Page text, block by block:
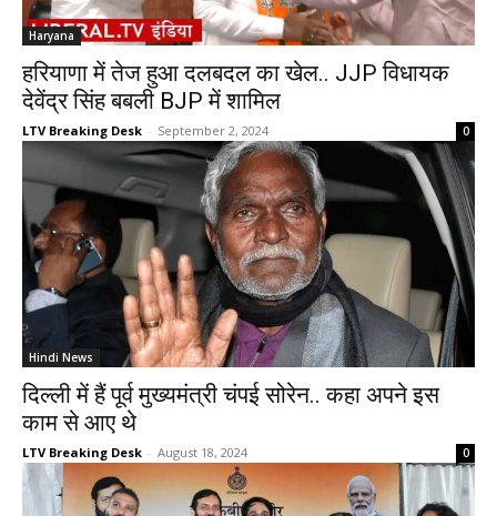
Haryana
हरियाणा में तेज हुआ दलबदल का खेल.. JJP विधायक
देवेंद्र सिंह बबली BJP में शामिल
LTV Breaking Desk - September 2, 2024 0
Hindi News
दिल्ली में हैं पूर्व मुख्यमंत्री चंपई सोरेन.. कहा अपने इस
काम से आए थे
LTV Breaking Desk - August 18, 2024 0